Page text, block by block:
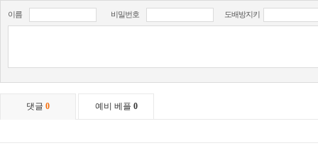
이름 비밀번호 도배방지키
댓글 0 예비 베플 0